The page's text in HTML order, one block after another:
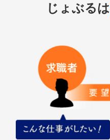
じょぶるは